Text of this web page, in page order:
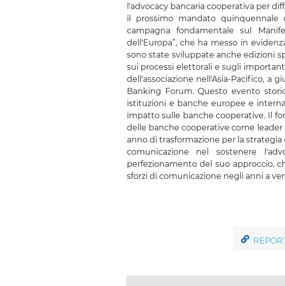
l'advocacy bancaria cooperativa per
il prossimo mandato quinquennale
campagna fondamentale sul
dell'Europa”, che ha messo in
sono state sviluppate anche edizioni
sui processi elettorali e sugli
dell'associazione nell'Asia-Pacifico, a
Banking Forum. Questo evento
istituzioni e banche europee e
impatto sulle banche cooperative. Il
delle banche cooperative come
anno di trasformazione per la
comunicazione nel sostenere
perfezionamento del suo approccio,
sforzi di comunicazione negli anni a